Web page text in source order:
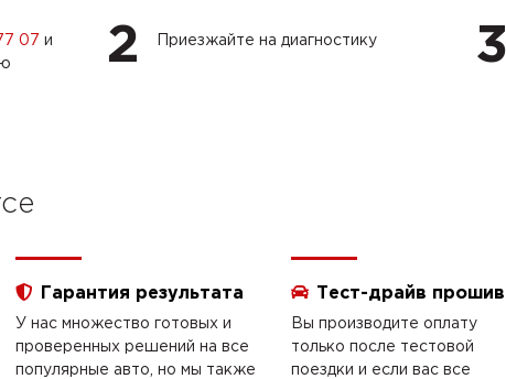
07
и
2 Приезжайте на диагностику 3
Гарантия результата
У нас множество готовых и
проверенных решений на все
популярные авто, но мы также
Тест-драйв
Вы производите оплату
только после тестовой
поездки и если вас все